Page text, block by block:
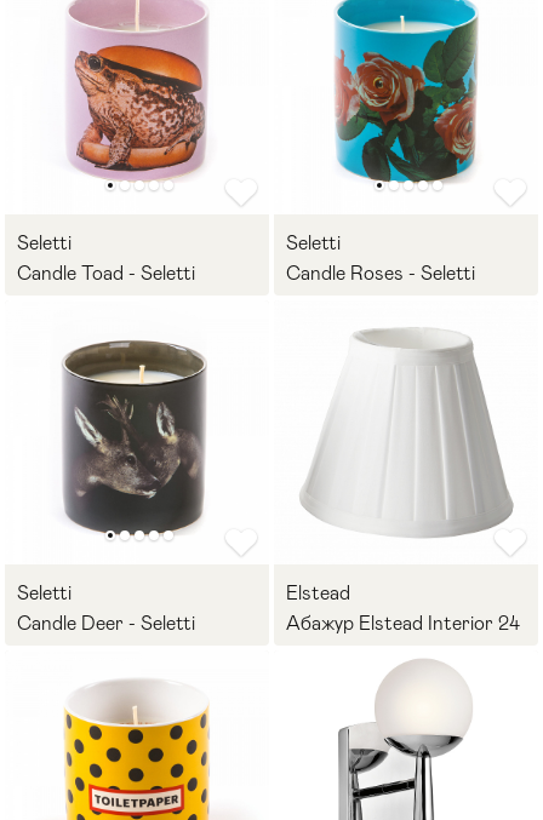
Seletti
Candle Toad - Seletti
Seletti
Candle Roses - Seletti
Seletti
Candle Deer - Seletti
Elstead
Абажур Elstead Interior 24